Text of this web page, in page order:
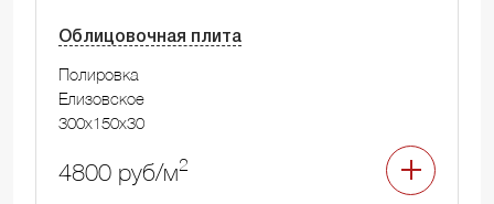
Облицовочная плита
Полировка
Елизовское
300x150x30
4800 руб/м2